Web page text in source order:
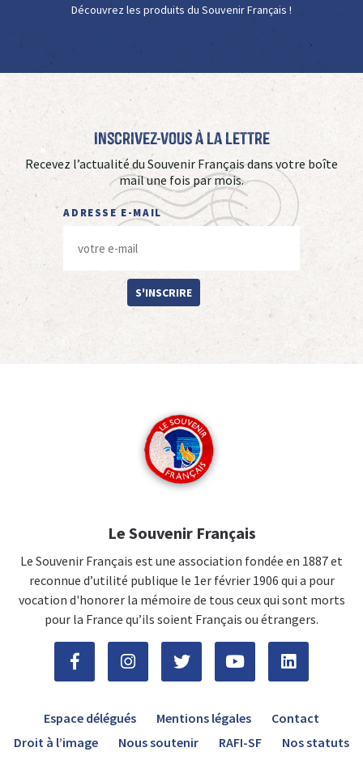
Découvrez les produits du Souvenir Français !
Inscrivez-vous à La Lettre
Recevez l’actualité du Souvenir Français dans votre boîte
mail une fois par mois.
ADRESSE E-MAIL
S'INSCRIRE
Le Souvenir Français
Le Souvenir Français est une association fondée en 1887 et
reconnue d’utilité publique le 1er février 1906 qui a pour
vocation d'honorer la mémoire de tous ceux qui sont morts
pour la France qu’ils soient Français ou étrangers.
Espace délégués Mentions légales
Contact
Droit à l’image
Nous soutenir RAFI-SF Nos statuts